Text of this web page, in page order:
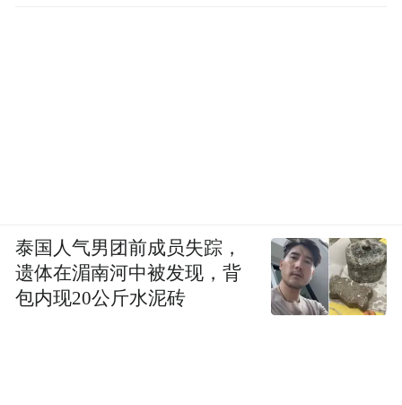
泰国人气男团前成员失踪，
遗体在湄南河中被发现，背
包内现20公斤水泥砖